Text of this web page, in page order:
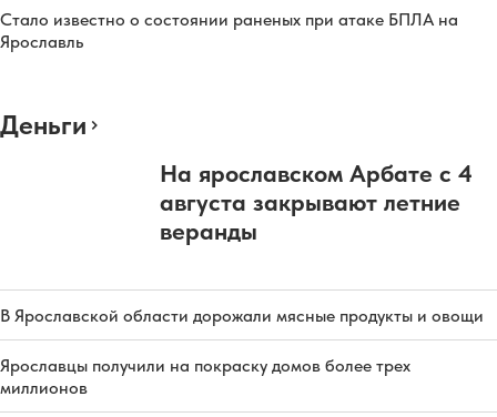
Стало известно о состоянии раненых при атаке БПЛА на
Ярославль
Деньги
На ярославском Арбате с 4
августа закрывают летние
веранды
В Ярославской области дорожали мясные продукты и овощи
Ярославцы получили на покраску домов более трех
миллионов